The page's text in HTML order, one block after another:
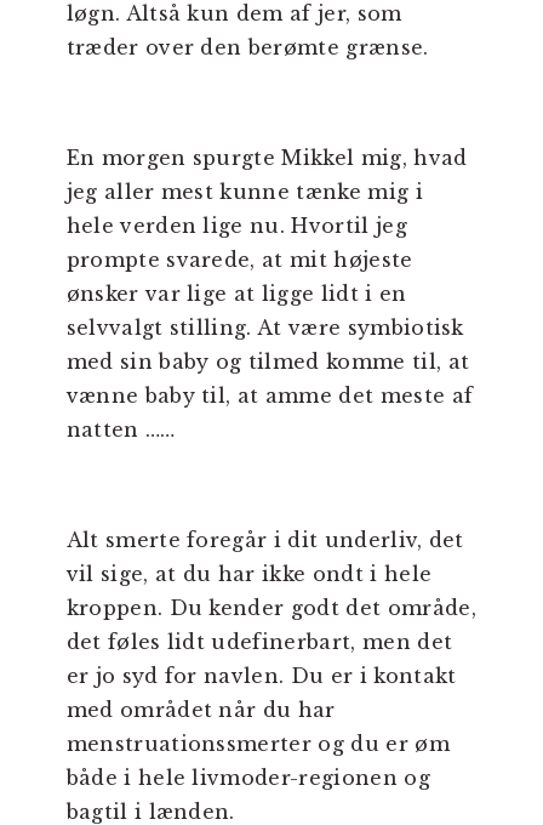
løgn. Altså kun dem af jer, som
træder over den berømte grænse.
En morgen spurgte Mikkel mig, hvad
jeg aller mest kunne tænke mig i
hele verden lige nu. Hvortil jeg
prompte svarede, at mit højeste
ønsker var lige at ligge lidt i en
selvvalgt stilling. At være symbiotisk
med sin baby og tilmed komme til, at
vænne baby til, at amme det meste af
natten ……
Alt smerte foregår i dit underliv, det
vil sige, at du har ikke ondt i hele
kroppen. Du kender godt det område,
det føles lidt udefinerbart, men det
er jo syd for navlen. Du er i kontakt
med området når du har
menstruationssmerter og du er øm
både i hele livmoder-regionen og
bagtil i lænden.